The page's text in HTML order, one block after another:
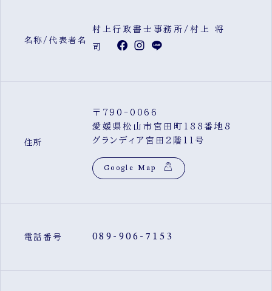
名称/代表者名
村上行政書士事務所/村上 将
司
住所
〒790-0066
愛媛県松山市宮田町188番地8
グランディア宮田2階11号
Google Map
電話番号 089-906-7153